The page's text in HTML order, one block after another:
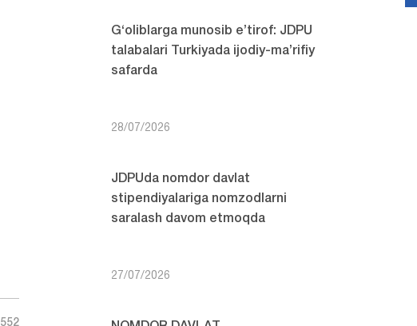
552
G‘oliblarga munosib e’tirof: JDPU
talabalari Turkiyada ijodiy-ma’rifiy
safarda
28/07/2026
JDPUda nomdor davlat
stipendiyalariga nomzodlarni
saralash davom etmoqda
27/07/2026